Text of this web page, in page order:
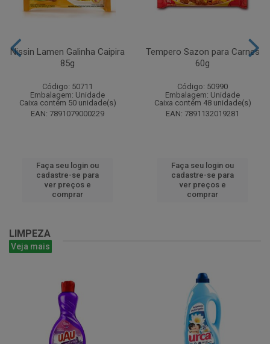
Nissin Lamen Galinha Caipira
85g
Código: 50711
Embalagem: Unidade
Caixa contém 50 unidade(s)
EAN: 7891079000229
Faça seu login ou
cadastre-se para
ver preços e
comprar
Tempero Sazon para Carnes
60g
Código: 50990
Embalagem: Unidade
Caixa contém 48 unidade(s)
EAN: 7891132019281
Faça seu login ou
cadastre-se para
ver preços e
comprar
LIMPEZA
Veja mais